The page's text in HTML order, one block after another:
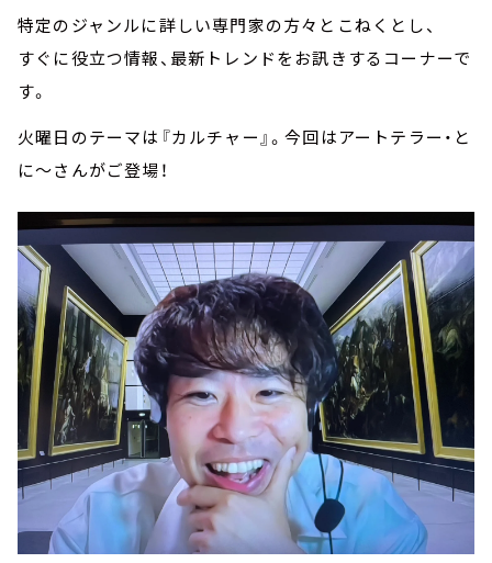
特定のジャンルに詳しい専門家の方々とこねくとし、
すぐに役立つ情報、最新トレンドをお訊きするコーナーで
す。
火曜日のテーマは『カルチャー』。今回はアートテラー・と
に～さんがご登場！